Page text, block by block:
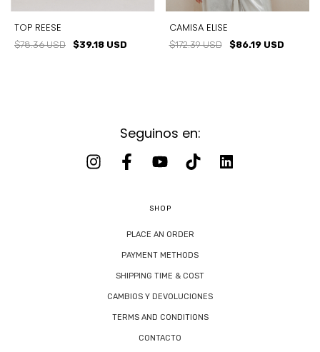
TOP REESE
$78.36 USD $39.18 USD
CAMISA ELISE
$172.39 USD $86.19 USD
Seguinos en:
SHOP
PLACE AN ORDER
PAYMENT METHODS
SHIPPING TIME & COST
CAMBIOS Y DEVOLUCIONES
TERMS AND CONDITIONS
CONTACTO